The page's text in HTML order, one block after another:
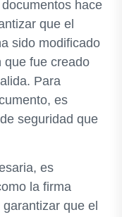
hace
que el
sido modificado
que fue creado
Para
es
seguridad que
es
la firma
que el